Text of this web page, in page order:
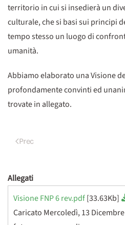
territorio in cui si insedierà un
culturale, che si basi sui principi
tempo stesso un luogo di
umanità.
Abbiamo elaborato una Visione
profondamente convinti ed
trovate in allegato.
Prec
Allegati
Visione FNP 6 rev.pdf[33.63Kb]
Caricato Mercoledì, 13